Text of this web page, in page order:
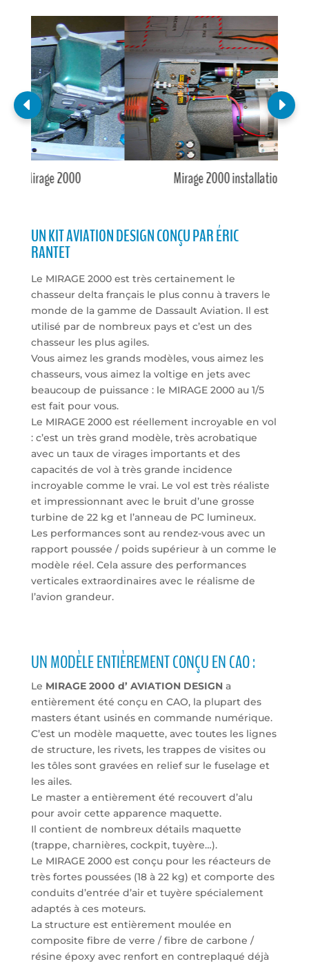
Mirage 2000 installation réacteur
UN KIT AVIATION DESIGN CONÇU PAR ÉRIC
RANTET
Le MIRAGE 2000 est très certainement le
chasseur delta français le plus connu à travers le
monde de la gamme de Dassault Aviation. Il est
utilisé par de nombreux pays et c’est un des
chasseur les plus agiles.
Vous aimez les grands modèles, vous aimez les
chasseurs, vous aimez la voltige en jets avec
beaucoup de puissance : le MIRAGE 2000 au 1/5
est fait pour vous.
Le MIRAGE 2000 est réellement incroyable en vol
: c’est un très grand modèle, très acrobatique
avec un taux de virages importants et des
capacités de vol à très grande incidence
incroyable comme le vrai. Le vol est très réaliste
et impressionnant avec le bruit d’une grosse
turbine de 22 kg et l’anneau de PC lumineux.
Les performances sont au rendez-vous avec un
rapport poussée / poids supérieur à un comme le
modèle réel. Cela assure des performances
verticales extraordinaires avec le réalisme de
l’avion grandeur.
UN MODÈLE ENTIÈREMENT CONÇU EN CAO :
Le MIRAGE 2000 d’ AVIATION DESIGNa
entièrement été conçu en CAO, la plupart des
masters étant usinés en commande numérique.
C’est un modèle maquette, avec toutes les lignes
de structure, les rivets, les trappes de visites ou
les tôles sont gravées en relief sur le fuselage et
les ailes.
Le master a entièrement été recouvert d’alu
pour avoir cette apparence maquette.
Il contient de nombreux détails maquette
(trappe, charnières, cockpit, tuyère…).
Le MIRAGE 2000 est conçu pour les réacteurs de
très fortes poussées (18 à 22 kg) et comporte des
conduits d’entrée d’air et tuyère spécialement
adaptés à ces moteurs.
La structure est entièrement moulée en
composite fibre de verre / fibre de carbone /
résine époxy avec renfort en contreplaqué déjà